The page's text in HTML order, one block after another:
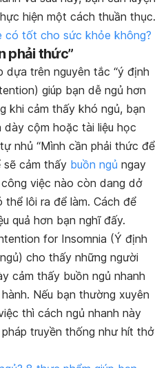
hiện một cách thuần thục.
có tốt cho sức khỏe không?
phải thức”
dựa trên nguyên tắc “ý định
) giúp bạn dễ ngủ hơn
khi cảm thấy khó ngủ, bạn
dày cộm hoặc tài liệu học
nhủ “Mình cần phải thức để
sẽ cảm thấy buồn ngủ ngay
việc nào còn dang dở
lôi ra để làm. Cách để
quả hơn bạn nghĩ đấy.
for Insomnia (Ý định
cho thấy những người
cảm thấy buồn ngủ nhanh
Nếu bạn thường xuyên
thì cách ngủ nhanh này
truyền thống như hít thở